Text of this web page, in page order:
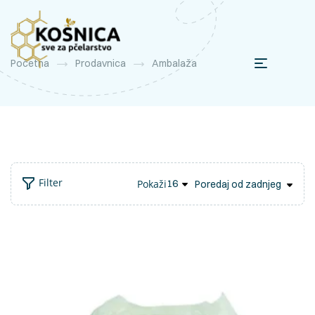
Početna Prodavnica Ambalaža
Filter Pokaži